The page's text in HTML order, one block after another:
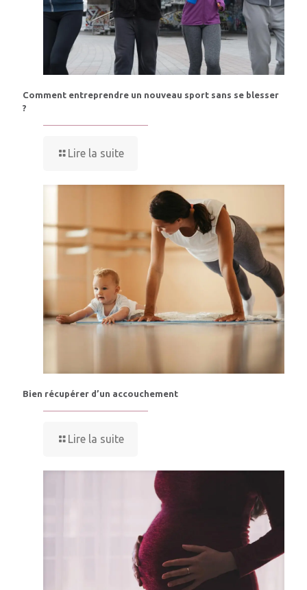
Comment entreprendre un nouveau sport sans se blesser
?
Lire la suite
Bien récupérer d’un accouchement
Lire la suite